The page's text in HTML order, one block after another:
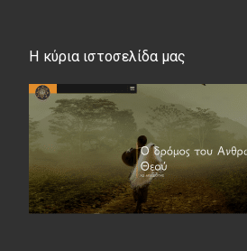
Η κύρια ιστοσελίδα μας